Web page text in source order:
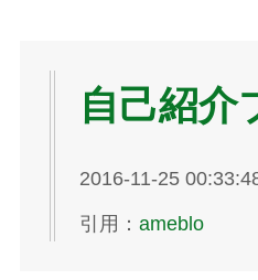
自己紹介
2016-11-25
引用： ameblo